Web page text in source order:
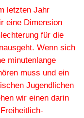
letzten Jahr
eine Dimension
für die
Wenn sich
minutenlange
muss und ein
Jugendlichen
wir einen darin